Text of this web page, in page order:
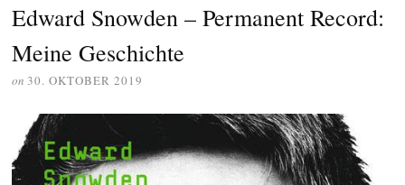
Edward Snowden – Permanent Record:
Meine Geschichte
on 30. OKTOBER 2019